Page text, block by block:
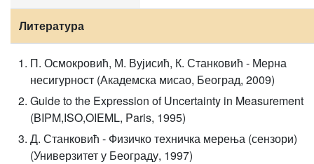
Литература
П. Осмокровић, М. Вујисић, К. Станковић - Мерна
несигурност (Академска мисао, Београд, 2009)
Guide to the Expression of Uncertainty in Measurement
(BIPM,ISO,OIEML, Paris, 1995)
Д. Станковић - Физичко техничка мерења (сензори)
(Универзитет у Београду, 1997)